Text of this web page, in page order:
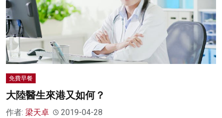
免費早餐
大陸醫生來港又如何？
作者: 梁天卓 2019-04-28